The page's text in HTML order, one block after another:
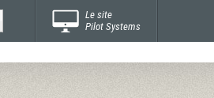
Le site
Pilot Systems